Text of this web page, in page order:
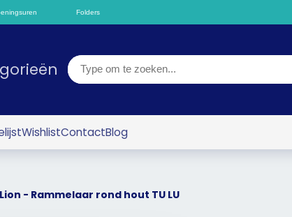
Folders
WishlistContactBlog
Lion - Rammelaar rond hout TU LU